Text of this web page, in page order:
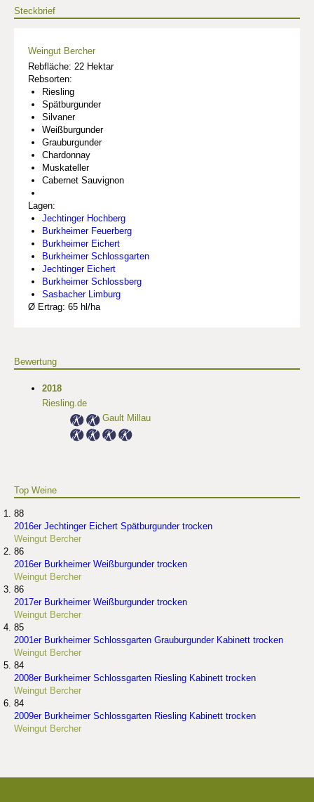
Steckbrief
Weingut Bercher
Rebfläche: 22 Hektar
Rebsorten:
Riesling
Spätburgunder
Silvaner
Weißburgunder
Grauburgunder
Chardonnay
Muskateller
Cabernet Sauvignon
Lagen:
Jechtinger Hochberg
Burkheimer Feuerberg
Burkheimer Eichert
Burkheimer Schlossgarten
Jechtinger Eichert
Burkheimer Schlossberg
Sasbacher Limburg
Ø Ertrag: 65 hl/ha
Bewertung
2018
Riesling.de
Gault Millau
Top Weine
88
2016er Jechtinger Eichert Spätburgunder trocken
Weingut Bercher
86
2016er Burkheimer Weißburgunder trocken
Weingut Bercher
86
2017er Burkheimer Weißburgunder trocken
Weingut Bercher
85
2001er Burkheimer Schlossgarten Grauburgunder Kabinett trocken
Weingut Bercher
84
2008er Burkheimer Schlossgarten Riesling Kabinett trocken
Weingut Bercher
84
2009er Burkheimer Schlossgarten Riesling Kabinett trocken
Weingut Bercher